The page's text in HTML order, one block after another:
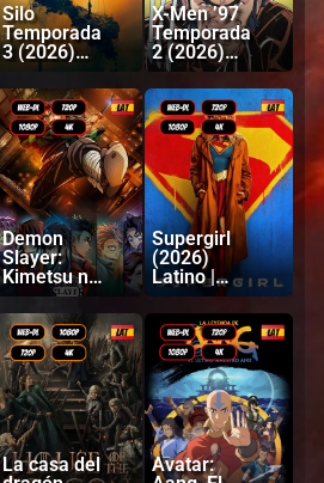
Silo
Temporada
3 (2026)
Latino |
Inglés
X-Men ’97
Temporada
2 (2026)
Latino |
Inglés
Demon
Slayer:
Kimetsu no
Yaiba
Castillo
infinito
(2025)
Latino |
Japonés
Supergirl
(2026)
Latino |
Inglés
La casa del
Avatar: